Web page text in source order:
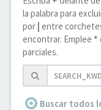
la palabra para
por | entre
encontrar. Emplee *
parciales.
Buscar todos